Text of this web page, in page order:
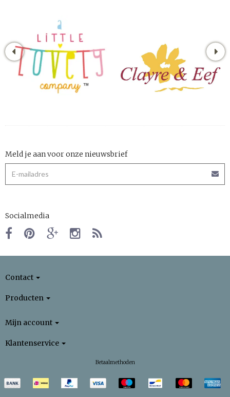
Meld je aan voor onze nieuwsbrief
Socialmedia
Contact
Producten
Mijn account
Klantenservice
Betaalmethoden